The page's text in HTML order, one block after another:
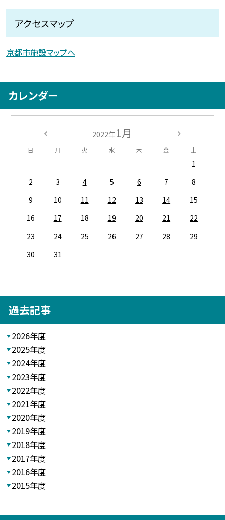
アクセスマップ
京都市施設マップへ
カレンダー
2022年1月
日 月 火 水 木 金 土
1
2
3 4 5 6 7
8
9
10 11 12 13 14
15
16
17 18 19 20 21
22
23
24 25 26 27 28
29
30
31
過去記事
2026年度
2025年度
2024年度
2023年度
2022年度
2021年度
2020年度
2019年度
2018年度
2017年度
2016年度
2015年度